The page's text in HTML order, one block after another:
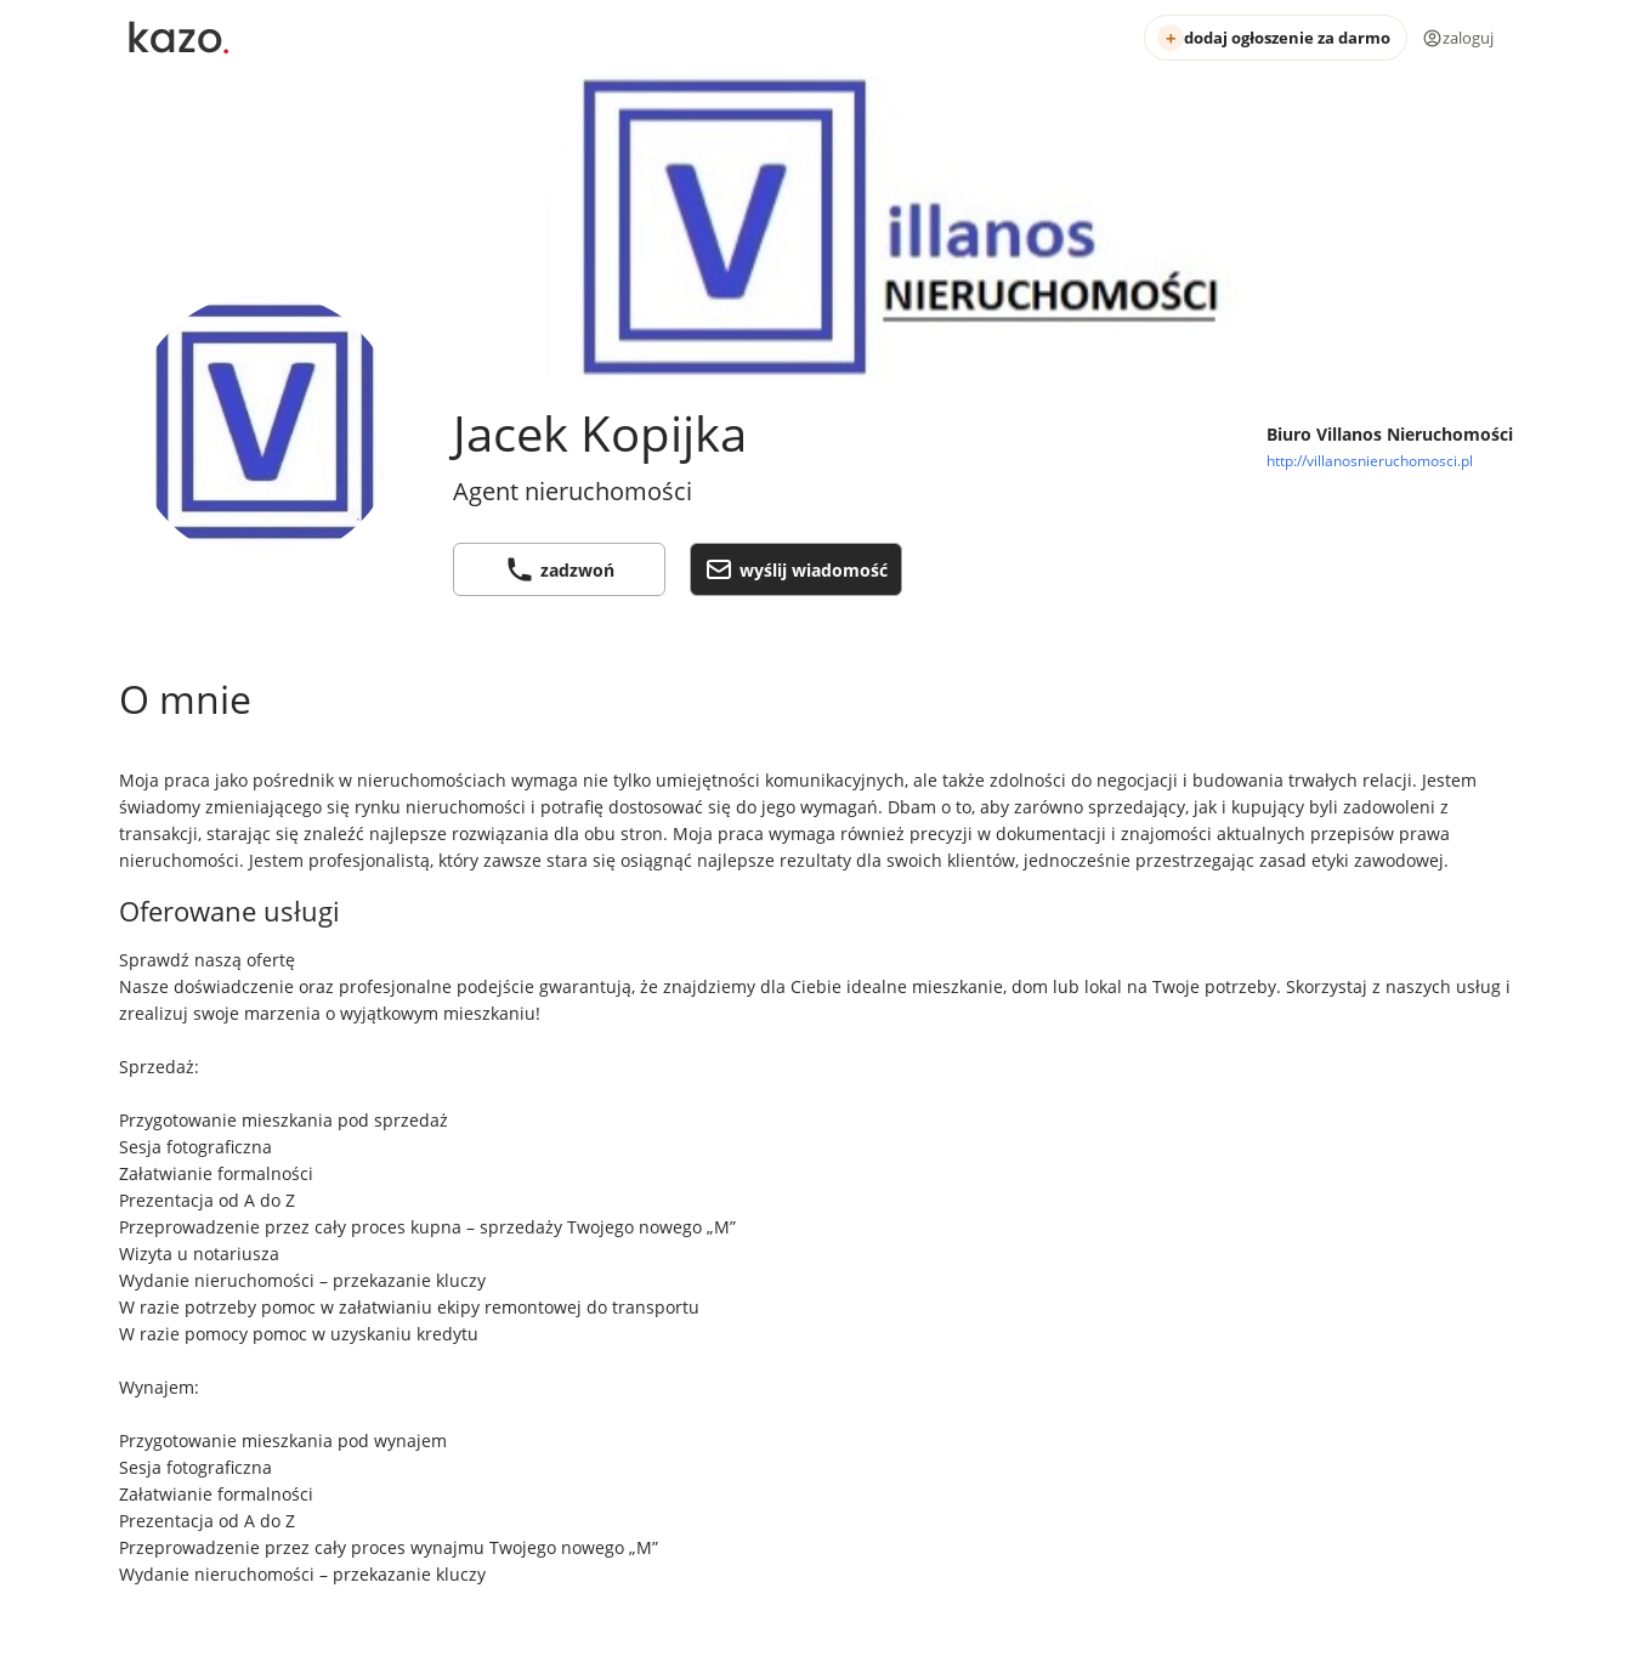
dodaj ogłoszenie za darmo zaloguj
Jacek Kopijka
Agent nieruchomości
zadzwoń wyślij wiadomość
Biuro Villanos Nieruchomości
http://villanosnieruchomosci.pl
O mnie
Moja praca jako pośrednik w nieruchomościach wymaga nie tylko umiejętności komunikacyjnych, ale także zdolności do negocjacji i budowania trwałych relacji. Jestem
świadomy zmieniającego się rynku nieruchomości i potrafię dostosować się do jego wymagań. Dbam o to, aby zarówno sprzedający, jak i kupujący byli zadowoleni z
transakcji, starając się znaleźć najlepsze rozwiązania dla obu stron. Moja praca wymaga również precyzji w dokumentacji i znajomości aktualnych przepisów prawa
nieruchomości. Jestem profesjonalistą, który zawsze stara się osiągnąć najlepsze rezultaty dla swoich klientów, jednocześnie przestrzegając zasad etyki zawodowej.
Oferowane usługi
Sprawdź naszą ofertę
Nasze doświadczenie oraz profesjonalne podejście gwarantują, że znajdziemy dla Ciebie idealne mieszkanie, dom lub lokal na Twoje potrzeby. Skorzystaj z naszych usług i
zrealizuj swoje marzenia o wyjątkowym mieszkaniu!
Sprzedaż:
Przygotowanie mieszkania pod sprzedaż
Sesja fotograficzna
Załatwianie formalności
Prezentacja od A do Z
Przeprowadzenie przez cały proces kupna – sprzedaży Twojego nowego „M”
Wizyta u notariusza
Wydanie nieruchomości – przekazanie kluczy
W razie potrzeby pomoc w załatwianiu ekipy remontowej do transportu
W razie pomocy pomoc w uzyskaniu kredytu
Wynajem:
Przygotowanie mieszkania pod wynajem
Sesja fotograficzna
Załatwianie formalności
Prezentacja od A do Z
Przeprowadzenie przez cały proces wynajmu Twojego nowego „M”
Wydanie nieruchomości – przekazanie kluczy